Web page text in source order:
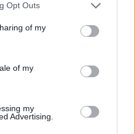
en cuenta que algún
tiene el derecho de
preferencias se aplicarán
nuevo en este sitio web o
Opt Outs
of my
of my
my
Advertising.